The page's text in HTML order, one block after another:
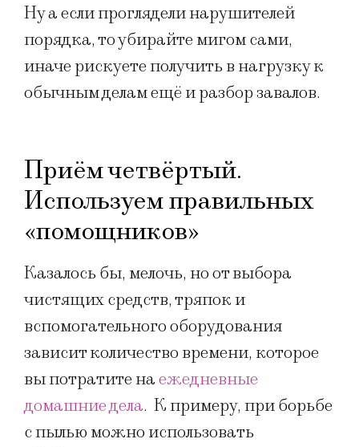
Ну а если проглядели нарушителей
порядка, то убирайте мигом сами,
иначе рискуете получить в нагрузку к
обычным делам ещё и разбор завалов.
Приём четвёртый.
Используем правильных
«помощников»
Казалось бы, мелочь, но от выбора
чистящих средств, тряпок и
вспомогательного оборудования
зависит количество времени, которое
вы потратите наежедневные
домашние дела. К примеру, при борьбе
с пылью можно использовать